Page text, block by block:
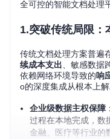
全可控的智能文档处理
1.突破传统局限：
传统文档处理方案普遍
续成本支出 、敏感数据
依赖网络环境导致的响
o的深度集成从根本上解
企业级数据主权保障
过程在本地完成，数
金融、医疗等行业的